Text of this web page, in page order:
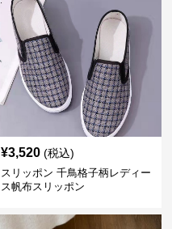
¥3,520 (税込)
スリッポン 千鳥格子柄レディー
ス帆布スリッポン